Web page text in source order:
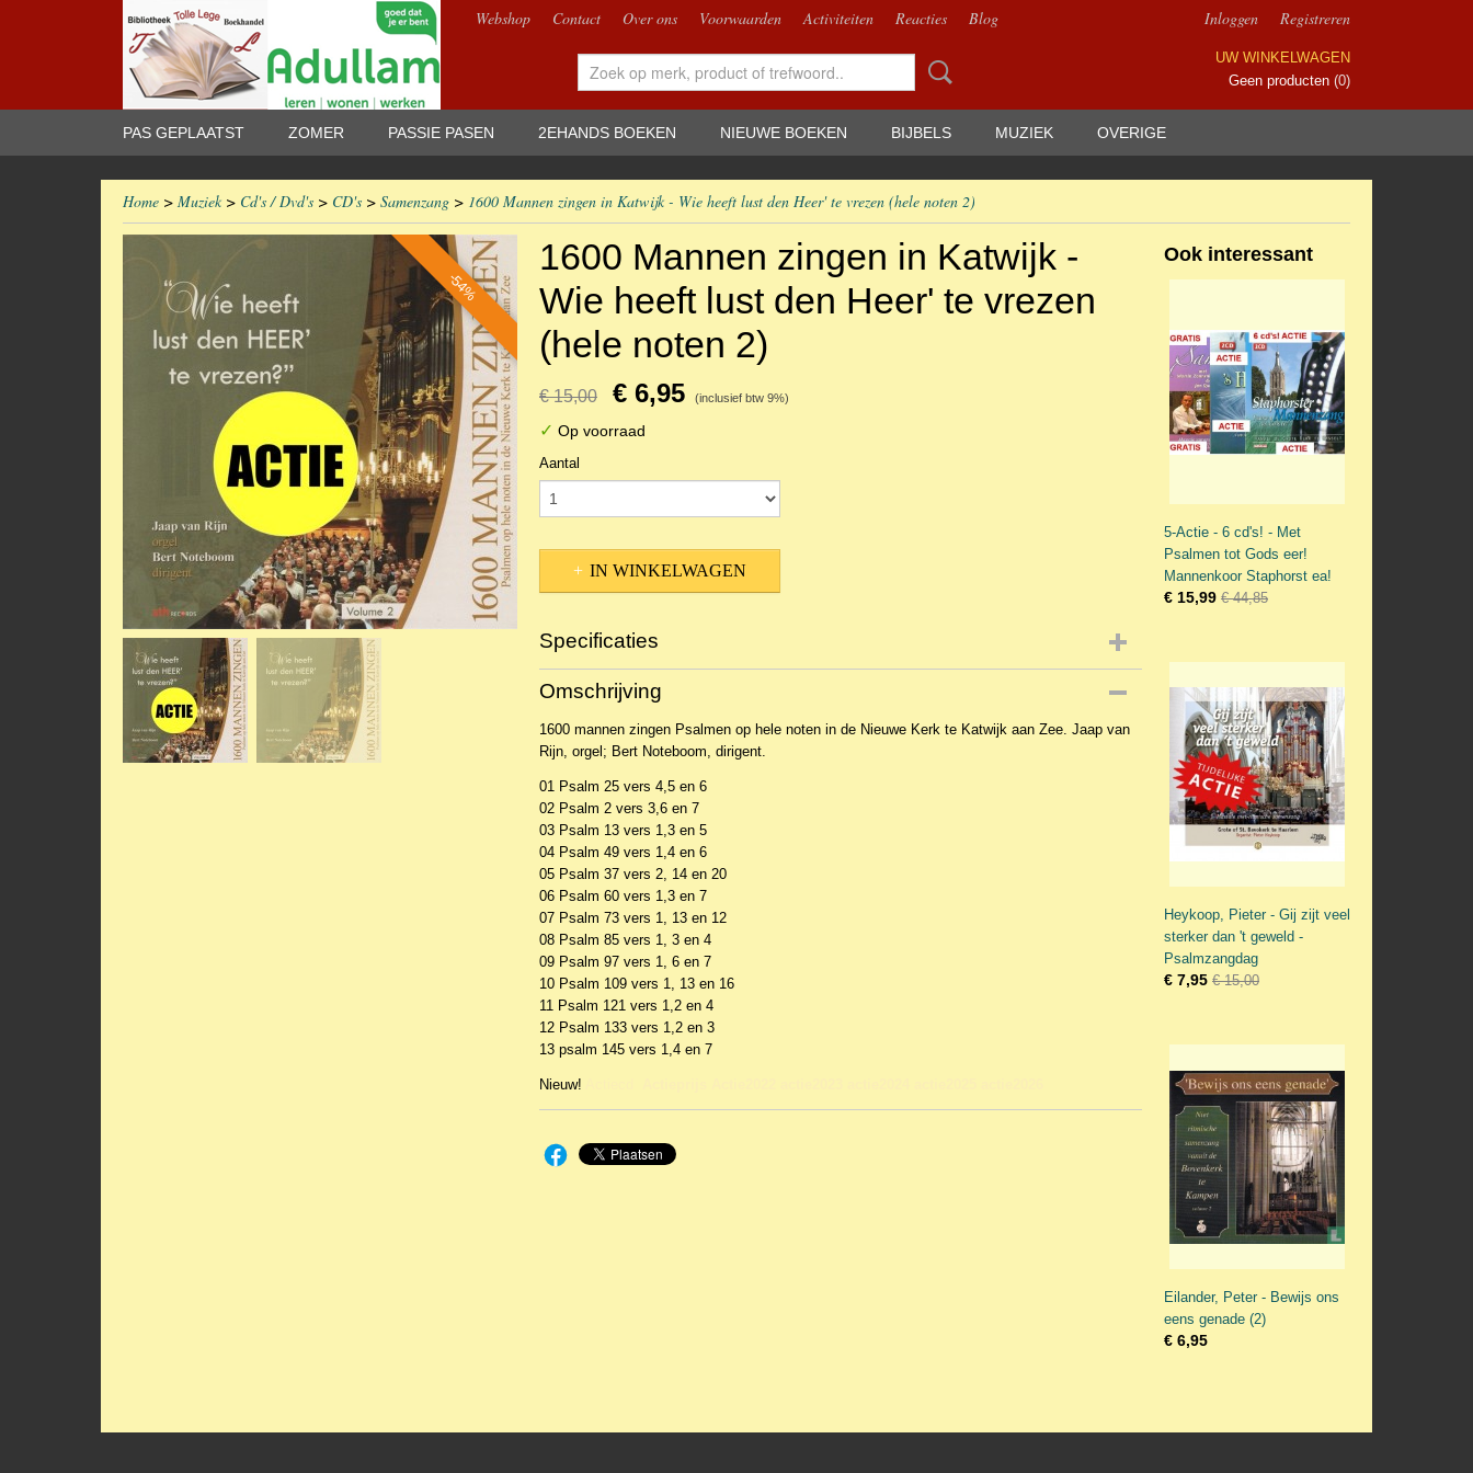
Webshop Contact Over ons Voorwaarden Activiteiten Reacties Blog Inloggen Registreren
UW WINKELWAGEN
Geen producten (0)
PAS GEPLAATST ZOMER PASSIE PASEN 2EHANDS BOEKEN NIEUWE BOEKEN BIJBELS MUZIEK OVERIGE
Home > Muziek> Cd's / Dvd's > CD's > Samenzang > 1600 Mannen zingen in Katwijk - Wie heeft lust den Heer' te vrezen (hele noten 2)
-54%
1600 Mannen zingen in Katwijk -
Wie heeft lust den Heer' te vrezen
(hele noten 2)
€ 15,00 € 6,95 (inclusief btw 9%)
✓ Op voorraad
Aantal
IN WINKELWAGEN
Specificaties
Productcode
EAN code
Omschrijving
1600 mannen zingen Psalmen op hele noten in de Nieuwe Kerk te Katwijk aan Zee. Jaap van
Rijn, orgel; Bert Noteboom, dirigent.
01 Psalm 25 vers 4,5 en 6
02 Psalm 2 vers 3,6 en 7
03 Psalm 13 vers 1,3 en 5
04 Psalm 49 vers 1,4 en 6
05 Psalm 37 vers 2, 14 en 20
06 Psalm 60 vers 1,3 en 7
07 Psalm 73 vers 1, 13 en 12
08 Psalm 85 vers 1, 3 en 4
09 Psalm 97 vers 1, 6 en 7
10 Psalm 109 vers 1, 13 en 16
11 Psalm 121 vers 1,2 en 4
12 Psalm 133 vers 1,2 en 3
13 psalm 145 vers 1,4 en 7
Nieuw!
Ook interessant
5-Actie - 6 cd's! - Met
Psalmen tot Gods eer!
Mannenkoor Staphorst ea!
€ 15,99 € 44,85
Heykoop, Pieter - Gij zijt veel
sterker dan 't geweld -
Psalmzangdag
€ 7,95 € 15,00
Eilander, Peter - Bewijs ons
eens genade (2)
€ 6,95